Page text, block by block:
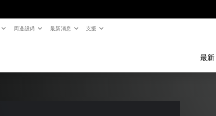
周邊設備 最新消息 支援
最新